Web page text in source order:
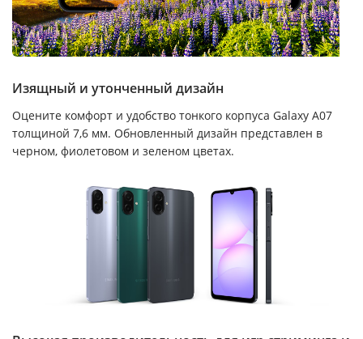
Изящный и утонченный дизайн
Оцените комфорт и удобство тонкого корпуса Galaxy A07
толщиной 7,6 мм. Обновленный дизайн представлен в
черном, фиолетовом и зеленом цветах.